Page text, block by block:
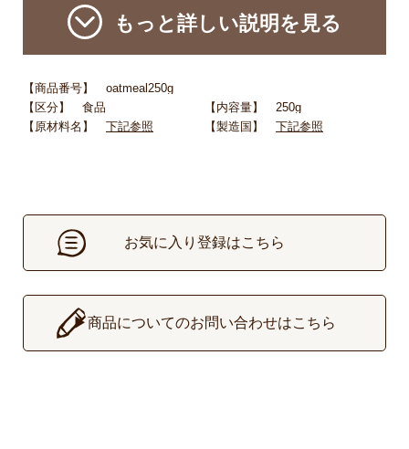
もっと詳しい説明を見る
【商品番号】 oatmeal250g
【区分】 食品
【内容量】 250g
【原材料名】 下記参照 【製造国】 下記参照
お気に入り登録はこちら
▶商品についてのお問い合わせはこちら